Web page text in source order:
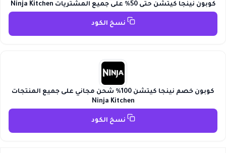
كوبون نينجا كيتشن حتى 50% على جميع المشتريات Ninja Kitchen
نسخ الكود
كوبون خصم نينجا كيتشن 100% شحن مجاني على جميع المنتجات
Ninja Kitchen
نسخ الكود